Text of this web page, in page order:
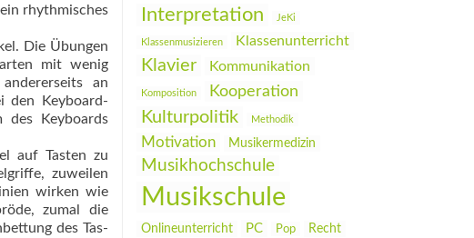
rhythmisches
Die Übungen
mit wenig
an
den Keyboard-
Keyboards
auf Tasten zu
zuweilen
wirken wie
zumal die
des Tas­
Interpretation JeKi
Klassenmusizieren Klassenunterricht
Klavier Kommunikation
Komposition Kooperation
Kulturpolitik Methodik
Motivation Musikermedizin
Musikhochschule
Musikschule
Onlineunterricht PC Pop Recht